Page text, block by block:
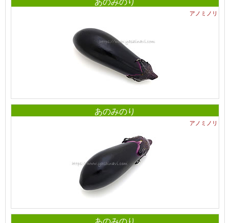
アノミノリ
あのみのり
アノミノリ